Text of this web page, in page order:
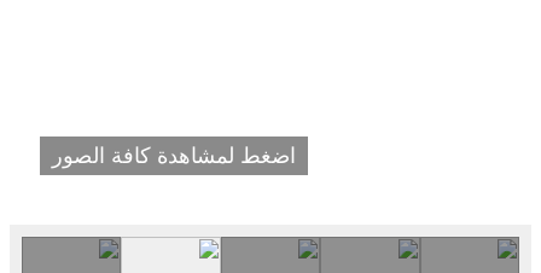
اضغط لمشاهدة كافة الصور